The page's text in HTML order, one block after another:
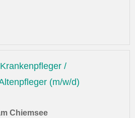
/
(m/w/d)
Chiemsee